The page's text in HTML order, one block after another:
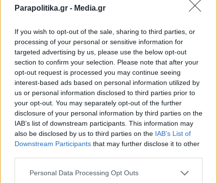
Parapolitika.gr - Media.gr
If you wish to opt-out of the sale, sharing to third parties, or
processing of your personal or sensitive information for
targeted advertising by us, please use the below opt-out
section to confirm your selection. Please note that after your
opt-out request is processed you may continue seeing
interest-based ads based on personal information utilized by
us or personal information disclosed to third parties prior to
your opt-out. You may separately opt-out of the further
disclosure of your personal information by third parties on the
IAB’s list of downstream participants. This information may
also be disclosed by us to third parties on the IAB’s List of
Downstream Participants that may further disclose it to other
Personal Data Processing Opt Outs
ΕΛΛΑΔΑ 14.08.2021 08:53
PARAPOLITIKA NEWSROOM
Συναγερμός για την αύξηση
κρουσμάτων: Ποιες περιοχές κινδυνεύουν
με lockdown
Εγγραφή στο newsletter